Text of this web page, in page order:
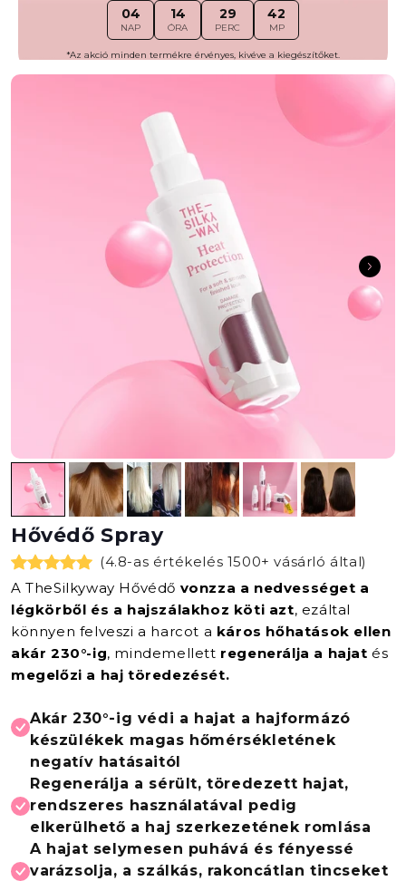
04
NAP
14
ÓRA
29
PERC
39
MP
*Az akció minden termékre érvényes, kivéve a kiegészítőket.
Hővédő Spray
(4.8-as értékelés 1500+ vásárló által)
A TheSilkyway Hővédő vonzza a nedvességet a
légkörből és a hajszálakhoz köti azt, ezáltal
könnyen felveszi a harcot a káros hőhatások ellen
akár 230°-ig, mindemellett regenerálja a hajat és
megelőzi a haj töredezését.
Akár 230°-ig védi a hajat a hajformázó
készülékek magas hőmérsékletének
negatív hatásaitól
Regenerálja a sérült, töredezett hajat,
rendszeres használatával pedig
elkerülhető a haj szerkezetének romlása
A hajat selymesen puhává és fényessé
varázsolja, a szálkás, rakoncátlan tincseket